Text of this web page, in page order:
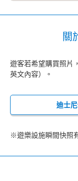
關
遊客若希望購買照片
英文內容）。
迪士
※遊樂設施瞬間快照